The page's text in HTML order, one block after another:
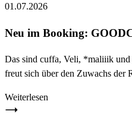
01.07.2026
Neu im Booking:
Das sind cuffa, Veli, *maliiik
freut sich über den Zuwachs der
Weiterlesen